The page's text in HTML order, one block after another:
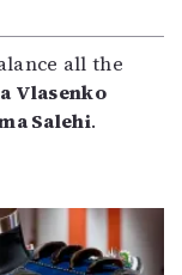
all the
Vlasenko
Salehi.